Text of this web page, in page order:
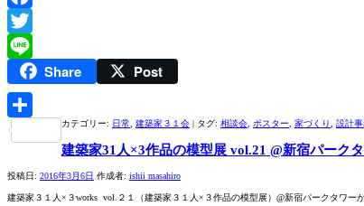
Facebook
Twitter
Line Share Post
共
有
カテゴリー: 日常 建築家３１会 | タグ: 相談会 ポスター 家づくり 設計
建築家31人×3作品の模型展 vol.21 @新宿パーク
投稿日: 2016年3月6日 作成者: ishii masahiro
建築家３１人×３works vol.２１（建築家３１人×３作品の模型展）@新宿パークタワ